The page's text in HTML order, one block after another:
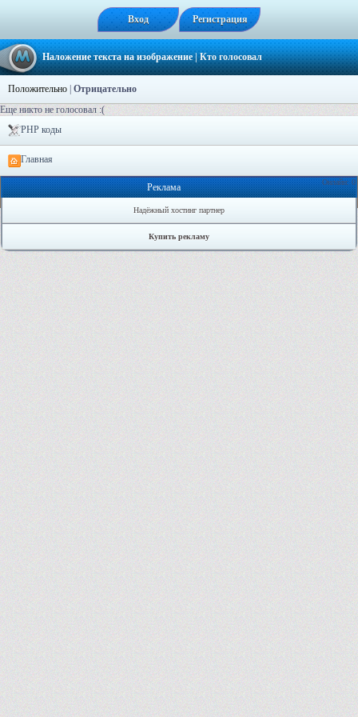
Вход Регистрация
Наложение текста на изображение| Кто голосовал
Положительно Отрицательно
Еще никто не голосовал :(
PHP коды
Главная
Онлайн: 0
Реклама
Надёжный хостинг партнер
Купить рекламу